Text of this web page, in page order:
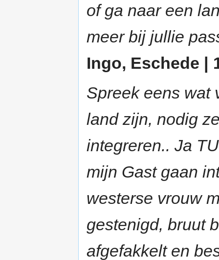
of ga naar een
meer bij jullie
Ingo, Eschede |
Spreek eens wat
land zijn, nodig
integreren.. Ja
mijn Gast gaan
westerse vrouw
gestenigd, bruut
afgefakkelt en